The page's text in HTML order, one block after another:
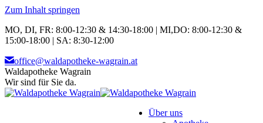
Zum Inhalt springen
MO, DI, FR: 8:00-12:30 & 14:30-18:00 | MI,DO: 8:00-12:30 &
15:00-18:00 | SA: 8:30-12:00
office@waldapotheke-wagrain.at
Waldapotheke Wagrain
Wir sind für Sie da.
Über uns